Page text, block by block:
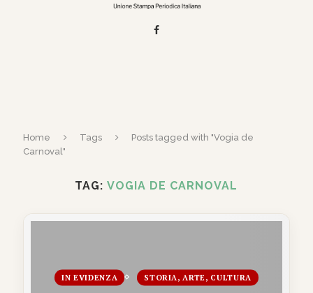
Home Tags
Posts tagged with "Vogia de
Carnoval"
TAG:VOGIA DE CARNOVAL
IN EVIDENZA STORIA, ARTE, CULTURA